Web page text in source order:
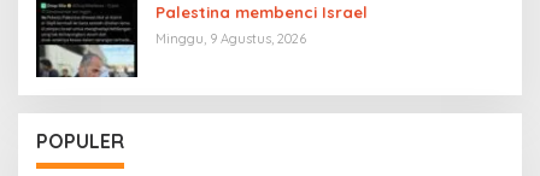
Palestina membenci Israel
Minggu, 9 Agustus, 2026
POPULER